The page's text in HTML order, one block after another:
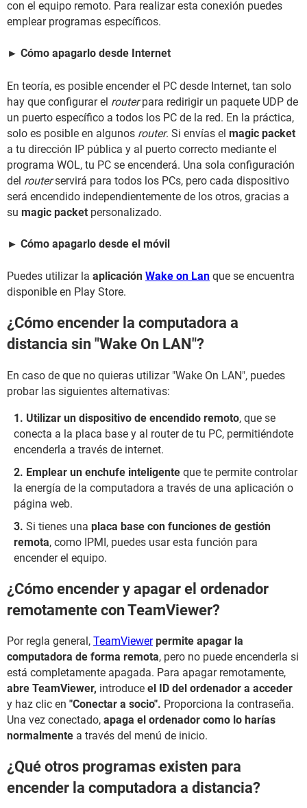
con el equipo remoto. Para realizar esta conexión puedes
emplear programas específicos.
► Cómo apagarlo desde Internet
En teoría, es posible encender el PC desde Internet, tan solo
hay que configurar el routerpara redirigir un paquete UDP de
un puerto específico a todos los PC de la red. En la práctica,
solo es posible en algunos router. Si envías el magic packet
a tu dirección IP pública y al puerto correcto mediante el
programa WOL, tu PC se encenderá. Una sola configuración
del routerservirá para todos los PCs, pero cada dispositivo
será encendido independientemente de los otros, gracias a
su magic packet personalizado.
► Cómo apagarlo desde el móvil
Puedes utilizar la aplicación Wake on Lan que se encuentra
disponible en Play Store.
¿Cómo encender la computadora a
distancia sin "Wake On LAN"?
En caso de que no quieras utilizar "Wake On LAN", puedes
probar las siguientes alternativas:
Utilizar un dispositivo de encendido remoto, que se
conecta a la placa base y al router de tu PC, permitiéndote
encenderla a través de internet.
Emplear un enchufe inteligente que te permite controlar
la energía de la computadora a través de una aplicación o
página web.
Si tienes una placa base con funciones de gestión
remota, como IPMI, puedes usar esta función para
encender el equipo.
¿Cómo encender y apagar el ordenador
remotamente con TeamViewer?
Por regla general, TeamViewer permite apagar la
computadora de forma remota, pero no puede encenderla si
está completamente apagada. Para apagar remotamente,
abre TeamViewer, introduce el ID del ordenador a acceder
y haz clic en "Conectar a socio". Proporciona la contraseña.
Una vez conectado, apaga el ordenador como lo harías
normalmente a través del menú de inicio.
¿Qué otros programas existen para
encender la computadora a distancia?